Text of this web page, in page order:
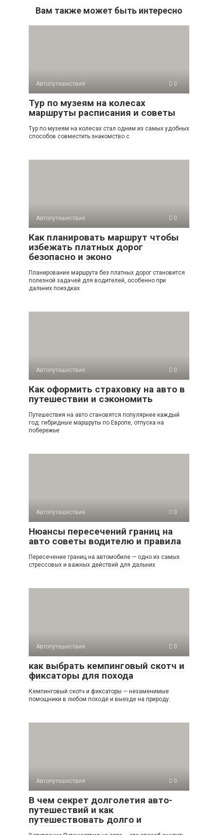
Вам также может быть интересно
Автопутешествия 0
Тур по музеям на колесах
маршруты расписания и советы
Тур по музеям на колесах стал одним из самых удобных
способов совместить знакомство с
Автопутешествия 0
Как планировать маршрут чтобы
избежать платных дорог
безопасно и эконо
Планирование маршрута без платных дорог становится
полезной задачей для водителей, особенно при
дальних поездках
Автопутешествия 0
Как оформить страховку на авто в
путешествии и сэкономить
Путешествия на авто становятся популярнее каждый
год: гибридные маршруты по Европе, отпуска на
побережье
Автопутешествия 0
Нюансы пересечений границ на
авто советы водителю и правила
Пересечение границ на автомобиле — одно из самых
стрессовых и важных действий для дальних
Автопутешествия 0
как выбрать кемпинговый скотч и
фиксаторы для похода
Кемпинговый скотч и фиксаторы — незаменимые
помощники в любом походе и выезде на природу.
Автопутешествия 0
В чем секрет долголетия авто-
путешествий и как
путешествовать долго и